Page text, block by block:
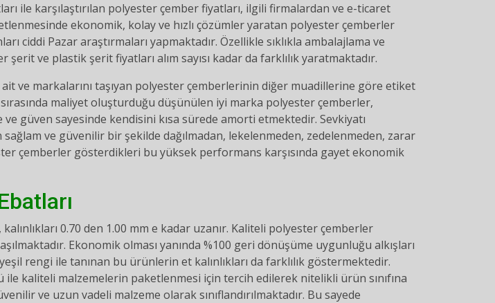
ile karşılaştırılan polyester çember fiyatları, ilgili firmalardan ve e-ticaret
ekonomik, kolay ve hızlı çözümler yaratan polyester çemberler
ciddi Pazar araştırmaları yapmaktadır. Özellikle sıklıkla ambalajlama ve
ve plastik şerit fiyatları alım sayısı kadar da farklılık yaratmaktadır.
ve markalarını taşıyan polyester çemberlerinin diğer muadillerine göre etiket
maliyet oluşturduğu düşünülen iyi marka polyester çemberler,
ve güven sayesinde kendisini kısa sürede amorti etmektedir. Sevkiyatı
ve güvenilir bir şekilde dağılmadan, lekelenmeden, zedelenmeden, zarar
çemberler gösterdikleri bu yüksek performans karşısında gayet ekonomik
0.70 den 1.00 mm e kadar uzanır. Kaliteli polyester çemberler
Ekonomik olması yanında %100 geri dönüşüme uygunluğu alkışları
rengi ile tanınan bu ürünlerin et kalınlıkları da farklılık göstermektedir.
ile kaliteli malzemelerin paketlenmesi için tercih edilerek nitelikli ürün sınıfına
ve uzun vadeli malzeme olarak sınıflandırılmaktadır. Bu sayede